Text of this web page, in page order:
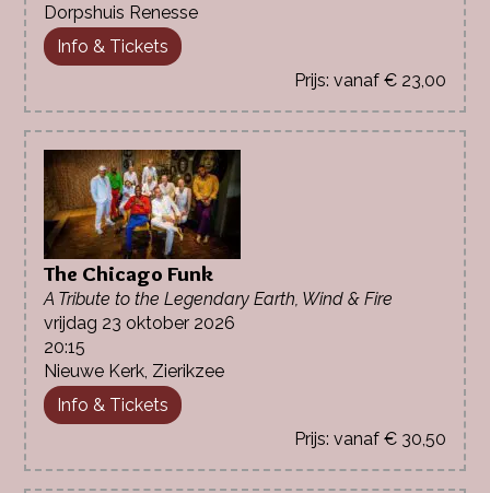
Dorpshuis Renesse
Info & Tickets
vanaf € 23,00
The Chicago Funk
A Tribute to the Legendary Earth, Wind & Fire
vrijdag 23 oktober 2026
20:15
Nieuwe Kerk, Zierikzee
Info & Tickets
vanaf € 30,50